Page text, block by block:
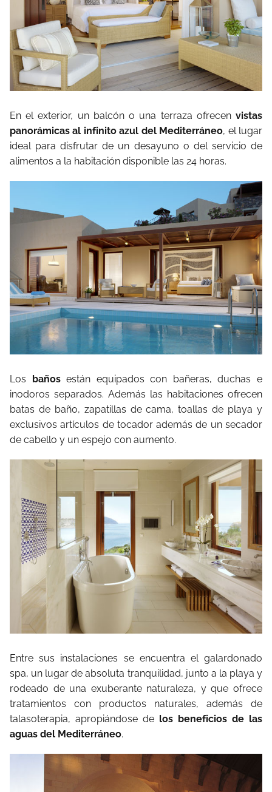
En el exterior, un balcón o una terraza ofrecen vistas
panorámicas al infinito azul del Mediterráneo, el lugar
ideal para disfrutar de un desayuno o del servicio de
alimentos a la habitación disponible las 24 horas.
Los bañosestán equipados con bañeras, duchas e
inodoros separados. Además las habitaciones ofrecen
batas de baño, zapatillas de cama, toallas de playa y
exclusivos artículos de tocador además de un secador
de cabello y un espejo con aumento.
Entre sus instalaciones se encuentra el galardonado
spa, un lugar de absoluta tranquilidad, junto a la playa y
rodeado de una exuberante naturaleza, y que ofrece
tratamientos con productos naturales, además de
talasoterapia, apropiándose de los beneficios de las
aguas del Mediterráneo.